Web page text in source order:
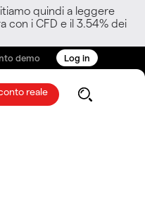
quindi a leggere
con i CFD e il 3.54% dei
demo Log in
reale